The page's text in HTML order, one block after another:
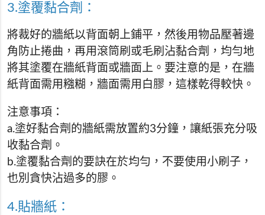
3.塗覆黏合劑：
將裁好的牆紙以背面朝上鋪平，然後用物品壓著邊
角防止捲曲，再用滾筒刷或毛刷沾黏合劑，均勻地
將其塗覆在牆紙背面或牆面上。要注意的是，在牆
紙背面需用糨糊，牆面需用白膠，這樣乾得較快。
注意事項：
a.塗好黏合劑的牆紙需放置約3分鐘，讓紙張充分吸
收黏合劑。
b.塗覆黏合劑的要訣在於均勻，不要使用小刷子，
也別貪快沾過多的膠。
4.貼牆紙：